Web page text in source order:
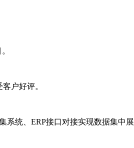
户好评。
统、ERP接口对接实现数据集中